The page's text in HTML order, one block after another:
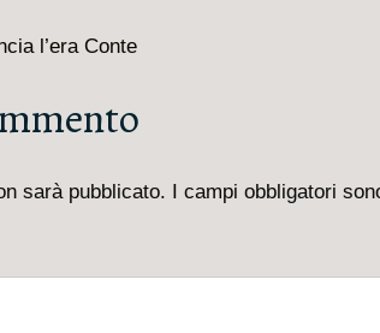
l’era Conte
sarà pubblicato. I campi obbligatori